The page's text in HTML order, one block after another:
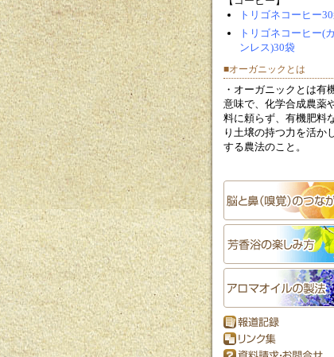
トリゴネコーヒー
トリゴネコーヒー(
ンレス)30袋
■オーガニックとは
・オーガニックとは有
意味で、化学合成農薬
料に頼らず、有機肥料
り土壌の持つ力を活か
する農法のこと。